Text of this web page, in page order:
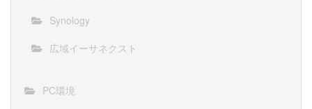
Synology
広域イーサネクスト
PC環境